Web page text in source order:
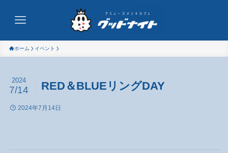
ホーム イベント
RED＆BLUEリングDAY
2024
7/14
2024年7月14日